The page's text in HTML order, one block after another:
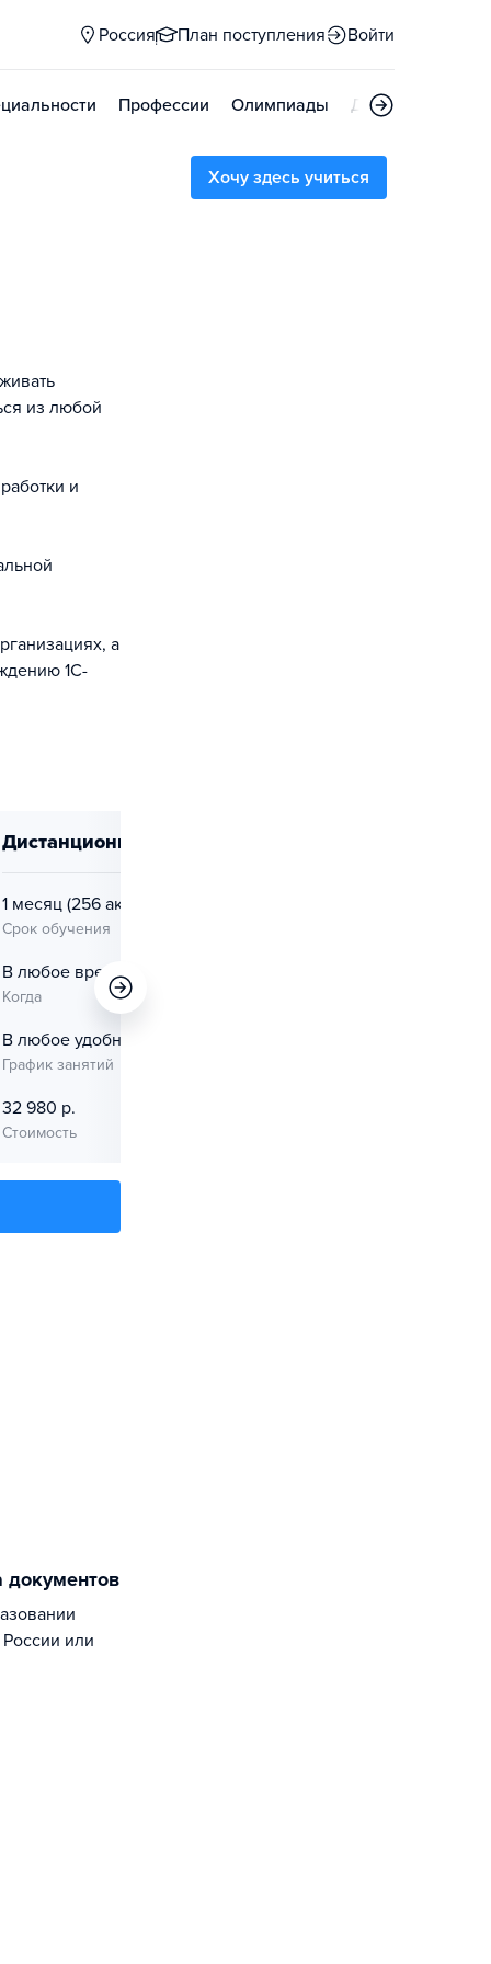
Россия План поступления Войти
Профессии Олимпиады Дни открытых
из любой
и
а
1С-
дистанционно
1 месяц (256 ак. ч.)
Срок обучения
В любое время
Когда
В любое удобное время
График занятий
32 980 р.
Стоимость
документов
или
Хочу здесь учиться